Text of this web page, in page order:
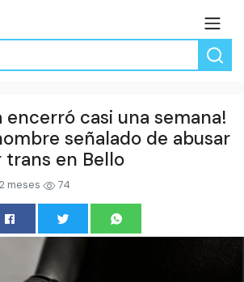
encerró casi una semana!
señalado de abusar
trans en Bello
meses 74